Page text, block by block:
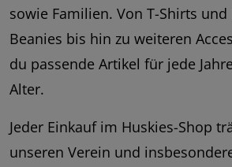
sowie Familien. Von T-Shirts
Beanies bis hin zu weiteren
du passende Artikel für jede
Alter.
Jeder Einkauf im Huskies-Shop
unseren Verein und